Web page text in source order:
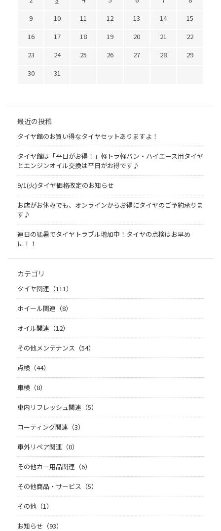
9
10 11 12 13 14
15
16
17 18 19 20 21
22
23
24 25 26 27 28
29
30
31
最近の投稿
タイヤ館のお買い得なタイヤセットありますよ！
タイヤ館は「平日がお得！」軽トラ軽バン・ハイエース用タイヤ
とエンジンオイル交換は平日がお得です♪
9/1(火)タイヤ価格改定のお知らせ
お店がお休みでも、オンラインからお得にタイヤのご予約承りま
す♪
連日の猛暑でタイヤトラブル増加中！タイヤの点検はお早め
に！！
カテゴリ
タイヤ関連（111）
ホイール関連（8）
オイル関連（12）
その他メンテナンス（54）
点検（44）
車検（8）
車内リフレッシュ関連（5）
コーティング関連（3）
車外リペア関連（0）
その他カー用品関連（6）
その他商品・サービス（5）
その他（1）
お知らせ（93）